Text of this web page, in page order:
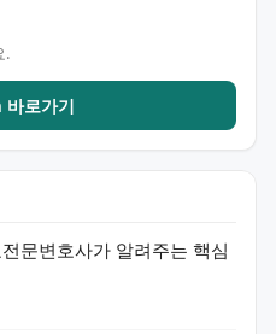
.
로가기
문변호사가 알려주는 핵심